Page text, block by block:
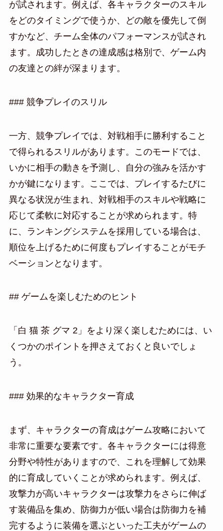
が試されます。例えば、各キャラクターのスキル
をどのタイミングで使うか、どの敵を優先して倒
すかなど、チーム全体のパフォーマンスが試され
ます。成功したときの達成感は格別で、ゲーム内
の友達との絆が深まります。
### 競争プレイのスリル
一方、競争プレイでは、対戦相手に勝利すること
で得られるスリルがあります。このモードでは、
いかに相手の動きを予測し、自分の強みを活かす
かが鍵になります。ここでは、プレイするたびに
異なる状況が生まれ、対戦相手のスキルや戦略に
応じて柔軟に対応することが求められます。特
に、ランキングシステムを採用している場合は、
順位を上げるために何度もプレイすることがモチ
ベーションとなります。
## ゲームを楽しむためのヒント
「白 猫 茶 グマ 2」をより深く楽しむためには、い
くつかのポイントを押さえておくと良いでしょ
う。
### 効果的なキャラクター育成
まず、キャラクターの育成はゲーム攻略において
非常に重要な要素です。各キャラクターには得意
分野や特性がありますので、これを理解して効果
的に育成していくことが求められます。例えば、
攻撃力が高いキャラクターは攻撃力をさらに伸ば
す装備品を集め、防御力が低い場合は防御力を補
完するように装備を選ぶといった工夫がゲームの